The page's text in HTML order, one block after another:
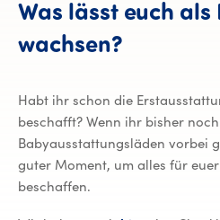
Was lässt euch als
wachsen?
Habt ihr schon die
beschafft? Wenn ihr bisher
Babyausstattungsläden vorbei
guter Moment, um alles für
beschaffen.